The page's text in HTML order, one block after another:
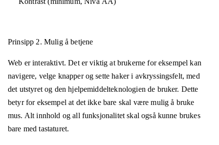
Prinsipp 2. Mulig å betjene
Web er interaktivt. Det er viktig at brukerne for eksempel kan
navigere, velge knapper og sette haker i avkryssingsfelt, med
det utstyret og den hjelpemiddelteknologien de bruker. Dette
betyr for eksempel at det ikke bare skal være mulig å bruke
mus. Alt innhold og all funksjonalitet skal også kunne brukes
bare med tastaturet.